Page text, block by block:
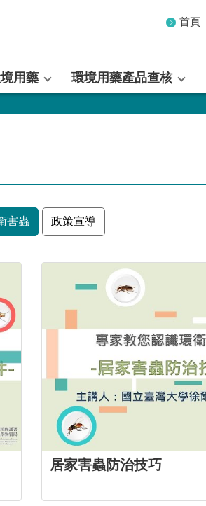
首頁
用藥 環境用藥產品查核
害蟲 政策宣導
居家害蟲防治技巧